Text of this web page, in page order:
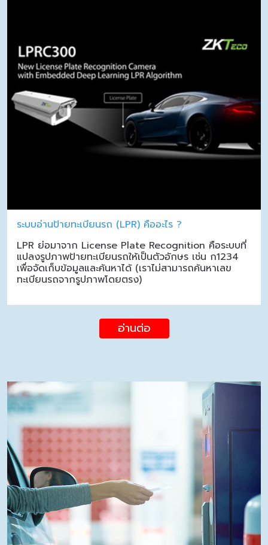
ระบบอ่านป้ายทะเบียนรถ (LPR) คืออะไร ?
LPR ย่อมาจาก License Plate Recognition คือระบบที่
แปลงรูปภาพป้ายทะเบียนรถให้เป็นตัวอักษร เช่น ก1234
เพื่อจัดเก็บข้อมูลและค้นหาได้ (เราไม่สามารถค้นหาเลข
ทะเบียนรถจากรูปภาพโดยตรง)
อ่านต่อ